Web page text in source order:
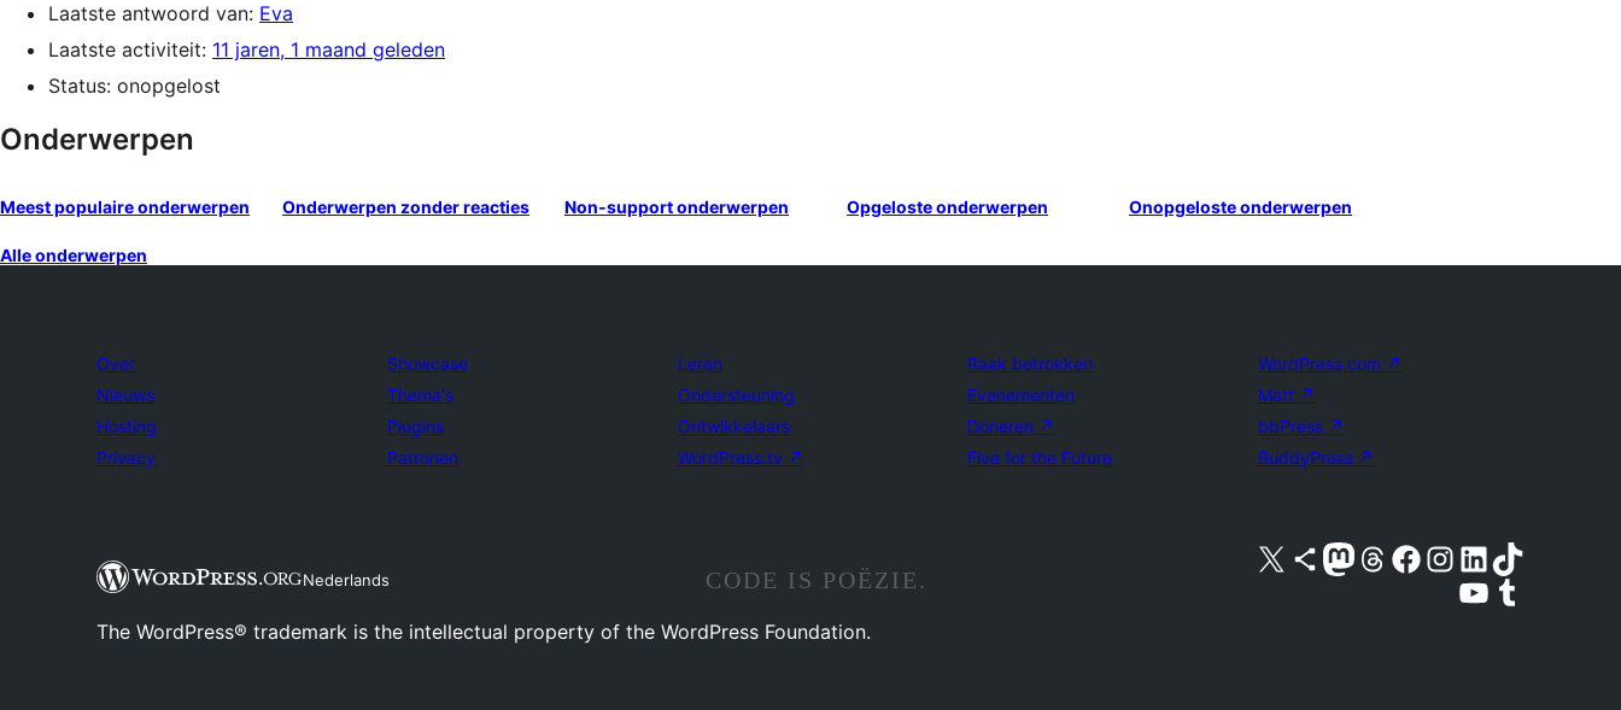
Laatste antwoord van: Eva
Laatste activiteit: 11 jaren, 1 maand geleden
Status: onopgelost
Onderwerpen
Meest populaire onderwerpen Onderwerpen zonder reacties Non-support onderwerpen Opgeloste onderwerpen Onopgeloste onderwerpen
Alle onderwerpen
Over
Nieuws
Hosting
Privacy
Showcase
Thema's
Plugins
Patronen
Leren
Ondersteuning
Ontwikkelaars
WordPress.tv ↗
Raak betrokken
Evenementen
Doneren ↗
Five for the Future
WordPress.com ↗
Matt ↗
bbPress ↗
BuddyPress ↗
Nederlands
Bezoek ons X (voorheen Twitter) account
Bezoek ons Bluesky account
Bezoek ons Mastodon account
Bezoek ons Threads account
Onze Facebook pagina bezoeken
Bezoek ons Instagram account
Bezoek ons LinkedIn account
Bezoek ons TikTok account
Bezoek ons YouTube kanaalBezoek ons Tumblr account
CODE IS POËZIE.
The WordPress® trademark is the intellectual property of the WordPress Foundation.